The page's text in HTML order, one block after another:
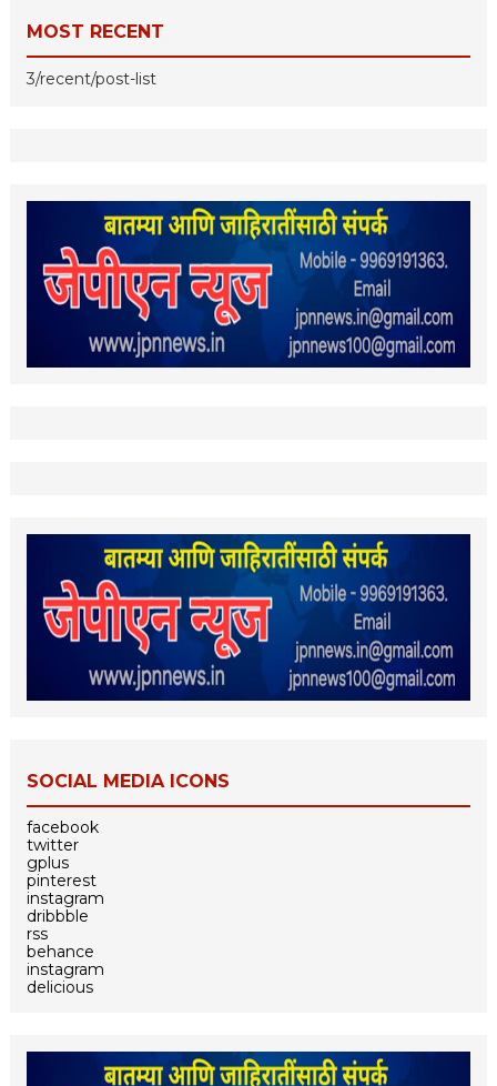
MOST RECENT
3/recent/post-list
SOCIAL MEDIA ICONS
facebook
twitter
gplus
pinterest
instagram
dribbble
rss
behance
instagram
delicious